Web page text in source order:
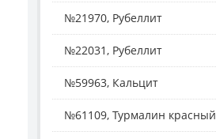
№21970, Рубеллит
№22031, Рубеллит
№59963, Кальцит
№61109, Турмалин красный